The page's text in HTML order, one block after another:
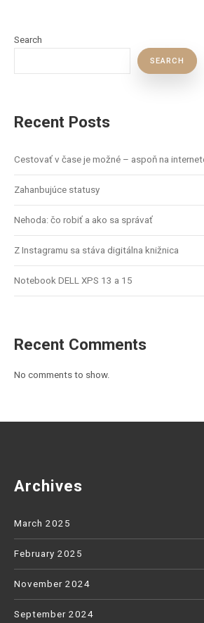
Search
SEARCH
Recent Posts
Cestovať v čase je možné – aspoň na
Zahanbujúce statusy
Nehoda: čo robiť a ako sa správať
Z Instagramu sa stáva digitálna knižnica
Notebook DELL XPS 13 a 15
Recent Comments
No comments to show.
Archives
March 2025
February 2025
November 2024
September 2024